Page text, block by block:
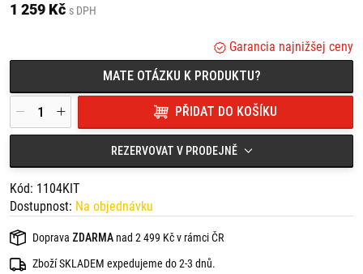
Je nutné přemístit směrová světla z původního držáku.
1 259 Kč s DPH
Garancia najnižšej ceny
MATE OTÁZKU K PRODUKTU?
PŘIDAT DO KOŠÍKU
REZERVOVAT V PRODEJNĚ
Kód: 1104KIT
Dostupnost: Na objednávku
Doprava ZDARMA nad 2 499 Kč v rámci ČR
Zboží SKLADEM expedujeme do 2-3 dnů.